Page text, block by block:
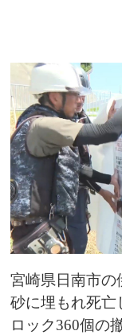
宮崎県日南市の
砂に埋もれ死亡
ロック360個の